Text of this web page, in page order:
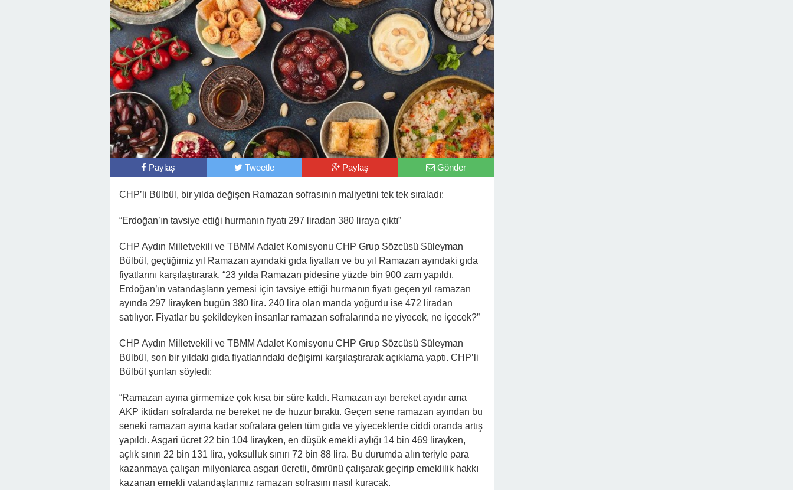
Paylaş Tweetle Paylaş Gönder
CHP’li Bülbül, bir yılda değişen Ramazan sofrasının maliyetini tek tek sıraladı:
“Erdoğan’ın tavsiye ettiği hurmanın fiyatı 297 liradan 380 liraya çıktı”
CHP Aydın Milletvekili ve TBMM Adalet Komisyonu CHP Grup Sözcüsü Süleyman
Bülbül, geçtiğimiz yıl Ramazan ayındaki gıda fiyatları ve bu yıl Ramazan ayındaki gıda
fiyatlarını karşılaştırarak, “23 yılda Ramazan pidesine yüzde bin 900 zam yapıldı.
Erdoğan’ın vatandaşların yemesi için tavsiye ettiği hurmanın fiyatı geçen yıl ramazan
ayında 297 lirayken bugün 380 lira. 240 lira olan manda yoğurdu ise 472 liradan
satılıyor. Fiyatlar bu şekildeyken insanlar ramazan sofralarında ne yiyecek, ne içecek?”
CHP Aydın Milletvekili ve TBMM Adalet Komisyonu CHP Grup Sözcüsü Süleyman
Bülbül, son bir yıldaki gıda fiyatlarındaki değişimi karşılaştırarak açıklama yaptı. CHP’li
Bülbül şunları söyledi:
“Ramazan ayına girmemize çok kısa bir süre kaldı. Ramazan ayı bereket ayıdır ama
AKP iktidarı sofralarda ne bereket ne de huzur bıraktı. Geçen sene ramazan ayından bu
seneki ramazan ayına kadar sofralara gelen tüm gıda ve yiyeceklerde ciddi oranda artış
yapıldı. Asgari ücret 22 bin 104 lirayken, en düşük emekli aylığı 14 bin 469 lirayken,
açlık sınırı 22 bin 131 lira, yoksulluk sınırı 72 bin 88 lira. Bu durumda alın teriyle para
kazanmaya çalışan milyonlarca asgari ücretli, ömrünü çalışarak geçirip emeklilik hakkı
kazanan emekli vatandaşlarımız ramazan sofrasını nasıl kuracak.